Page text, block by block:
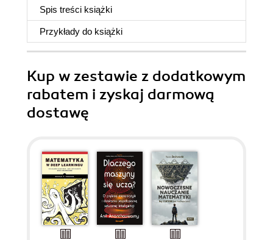
Spis treści książki
Przykłady do książki
Kup w zestawie z dodatkowym
rabatem i zyskaj darmową
dostawę